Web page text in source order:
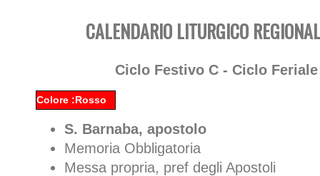
CALENDARIO LITURGICO
Ciclo Festivo C - Ciclo
Colore :Rosso
S. Barnaba, apostolo
Memoria Obbligatoria
Messa propria, pref degli Apostoli